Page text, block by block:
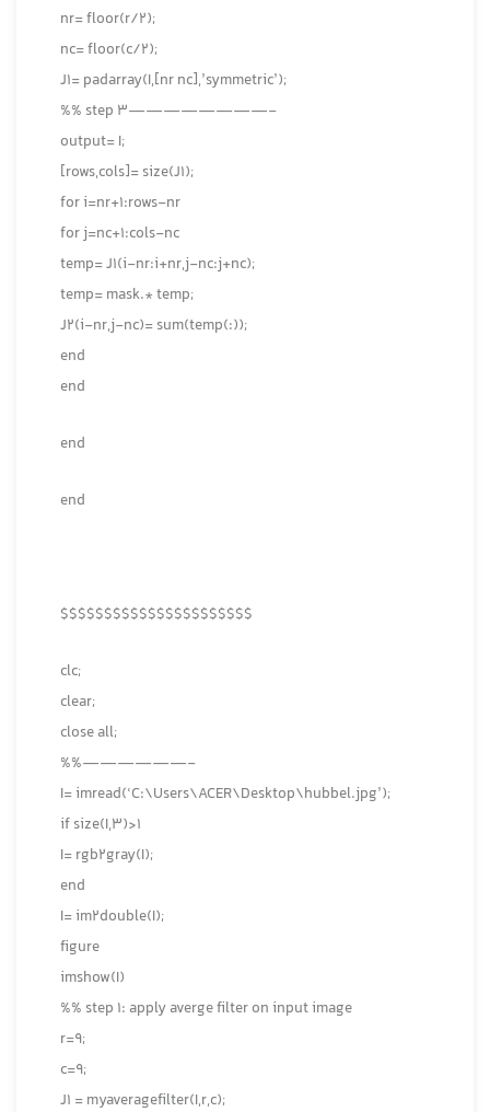
nr= floor(r/2);
nc= floor(c/2);
J1= padarray(I,[nr nc],’symmetric’);
%% step 3————————-
output= I;
[rows,cols]= size(J1);
for i=nr+1:rows-nr
for j=nc+1:cols-nc
temp= J1(i-nr:i+nr,j-nc:j+nc);
temp= mask.* temp;
J2(i-nr,j-nc)= sum(temp(:));
end
end
end
end
$$$$$$$$$$$$$$$$$$$$$$
clc;
clear;
close all;
%%——————-
I= imread(‘C:\Users\ACER\Desktop\hubbel.jpg’);
if size(I,3)>1
I= rgb2gray(I);
end
I= im2double(I);
figure
imshow(I)
%% step 1: apply averge filter on input image
r=9;
c=9;
J1 = myaveragefilter(I,r,c);